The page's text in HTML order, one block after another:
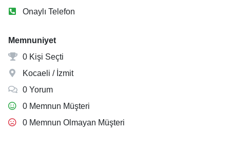
Onaylı Telefon
Memnuniyet
0 Kişi Seçti
Kocaeli / İzmit
0 Yorum
0 Memnun Müşteri
0 Memnun Olmayan Müşteri